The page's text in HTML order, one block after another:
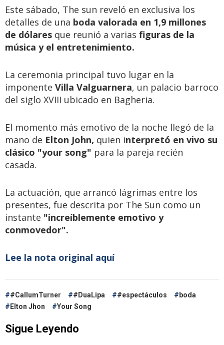
Este sábado, The sun reveló en exclusiva los
detalles de una boda valorada en 1,9 millones
de dólares que reunió a varias figuras de la
música y el entretenimiento.
La ceremonia principal tuvo lugar en la
imponente Villa Valguarnera, un palacio barroco
del siglo XVIII ubicado en Bagheria.
El momento más emotivo de la noche llegó de la
mano de Elton John, quien interpretó en vivo su
clásico "your song" para la pareja recién
casada.
La actuación, que arrancó lágrimas entre los
presentes, fue descrita por The Sun como un
instante "increíblemente emotivo y
conmovedor".
Lee la nota original aquí
#CallumTurner #DuaLipa #espectáculos
boda
Elton Jhon
Your Song
Sigue Leyendo